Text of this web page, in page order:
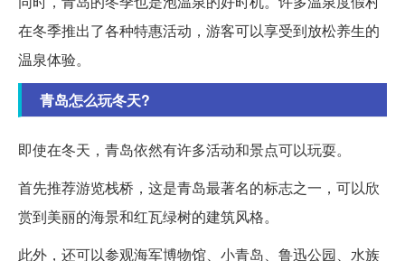
在冬季推出了各种特惠活动，游客可以享受到放松养生的
温泉体验。
青岛怎么玩冬天?
即使在冬天，青岛依然有许多活动和景点可以玩耍。
首先推荐游览栈桥，这是青岛最著名的标志之一，可以欣
赏到美丽的海景和红瓦绿树的建筑风格。
此外，还可以参观海军博物馆、小青岛、鲁迅公园、水族